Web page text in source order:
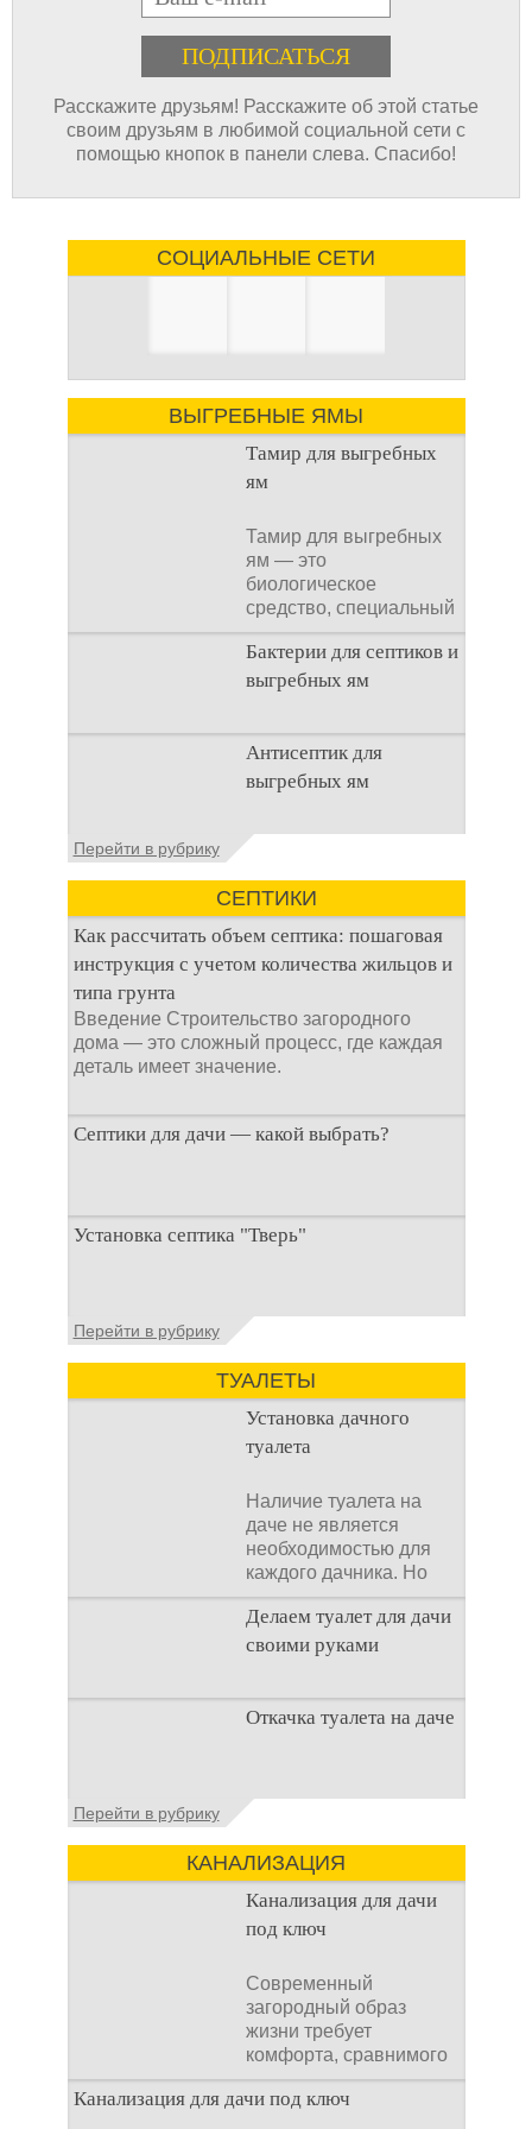
Расскажите друзьям! Расскажите об этой статье
своим друзьям в любимой социальной сети с
помощью кнопок в панели слева. Спасибо!
СОЦИАЛЬНЫЕ СЕТИ
ВЫГРЕБНЫЕ ЯМЫ
Тамир для выгребных
ям
Тамир для выгребных
ям — это
биологическое
средство, специальный
концентрат, который
используется
Бактерии для септиков и
выгребных ям
Очистка
канализационного
стока или выгребной
не самым приятным
Антисептик для
выгребных ям
Общие сведения об
Антисептик для
выгребных ям – это
специальные
Перейти в рубрику
СЕПТИКИ
Как рассчитать объем септика: пошаговая
инструкция с учетом количества жильцов и
типа грунта
Введение Строительство загородного
дома — это сложный процесс, где каждая
деталь имеет значение.
Септики для дачи — какой выбрать?
При строительстве дачи одной из
первоочередных задач становится
Установка септика "Тверь"
Установка септика Тверь - важнейший
аспект утилизации сточных вод в частных
домах и на загородных
Перейти в рубрику
ТУАЛЕТЫ
Установка дачного
туалета
Наличие туалета на
даче не является
необходимостью для
каждого дачника. Но
многие люди думают,
что
Делаем туалет для дачи
своими руками
Туалеты для дачи – это
устройства, с которых
дачного участка,
Откачка туалета на даче
Туалет на даче – это
которая изначально
строится на дачном
участке. Она может
Перейти в рубрику
КАНАЛИЗАЦИЯ
Канализация для дачи
под ключ
Современный
загородный образ
жизни требует
комфорта, сравнимого
с городским. Однако
отсутствие
Канализация для дачи под ключ